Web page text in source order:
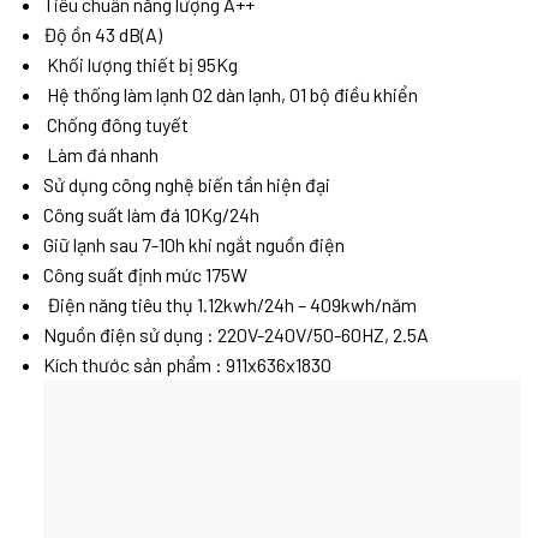
Độ ồn 43 dB(A)
Khối lượng thiết bị 95Kg
Hệ thống làm lạnh 02 dàn lạnh, 01 bộ điều khiển
Chống đông tuyết
Làm đá nhanh
Sử dụng công nghệ biến tần hiện đại
Công suất làm đá 10Kg/24h
Giữ lạnh sau 7-10h khi ngắt nguồn điện
Công suất định mức 175W
Điện năng tiêu thụ 1.12kwh/24h – 409kwh/năm
Nguồn điện sử dụng : 220V-240V/50-60HZ, 2.5A
Kích thước sản phẩm : 911x636x1830